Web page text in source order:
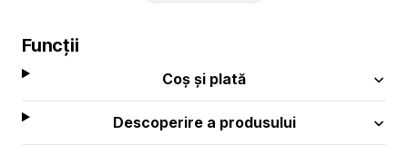
Funcții
Coș și plată
Descoperire a produsului